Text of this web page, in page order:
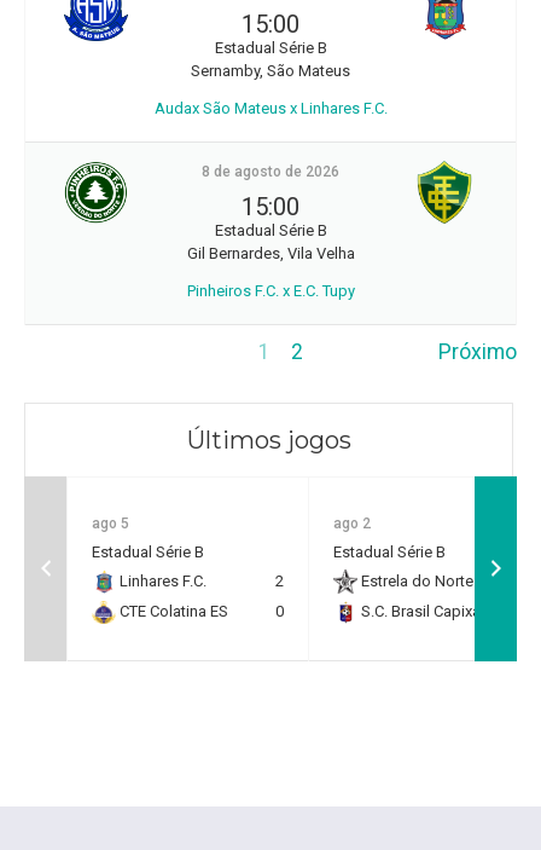
15:00
Estadual Série B
Sernamby, São Mateus
Audax São Mateus x Linhares F.C.
8 de agosto de 2026
15:00
Estadual Série B
Gil Bernardes, Vila Velha
Pinheiros F.C. x E.C. Tupy
1 2 Próximo
Últimos jogos
ago 5
Estadual Série B
Linhares F.C.
2
CTE Colatina ES
0
ago 2
Estadual Série B
Estrela do Norte F.C.
S.C. Brasil Capixaba